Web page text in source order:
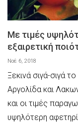
Με τιμές
εξαιρετική
Νοέ 6, 2018
Ξεκινά σιγά-σιγά
Αργολίδα και
και οι τιμές
υψηλότερη